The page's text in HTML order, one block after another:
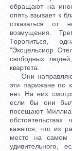
обращают на
опять взывает к
отказаться от
возмущения.
Торопиться,
"Эксцельсиор
свободных
квартета.
Они
эти парижане по
нет. На них
если бы они
посещают
кажется, что их
место на самом
удивительного,